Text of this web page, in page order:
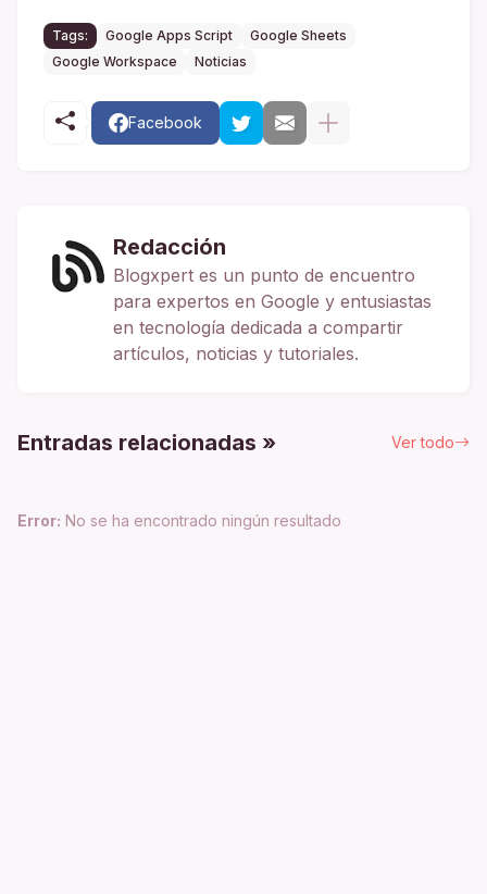
Tags: Google Apps Script
Google Sheets
Google Workspace
Noticias
Facebook
Redacción
Blogxpert es un punto de encuentro
para expertos en Google y entusiastas
en tecnología dedicada a compartir
artículos, noticias y tutoriales.
Entradas relacionadas » Ver todo
Error: No se ha encontrado ningún resultado